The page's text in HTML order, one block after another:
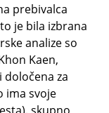
prebivalca
je bila izbrana
analize so
Kaen,
za
ima svoje